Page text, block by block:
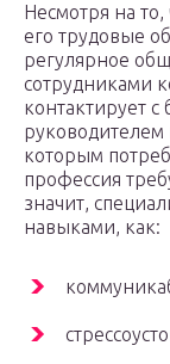
Несмотря на то,
его трудовые
регулярное
сотрудниками
контактирует с
которым
профессия
значит,
навыками, как: